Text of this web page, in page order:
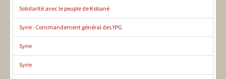
Solidarité avec le peuple de Kobané
Syrie : Commandement général des YPG
Syrie
Syrie